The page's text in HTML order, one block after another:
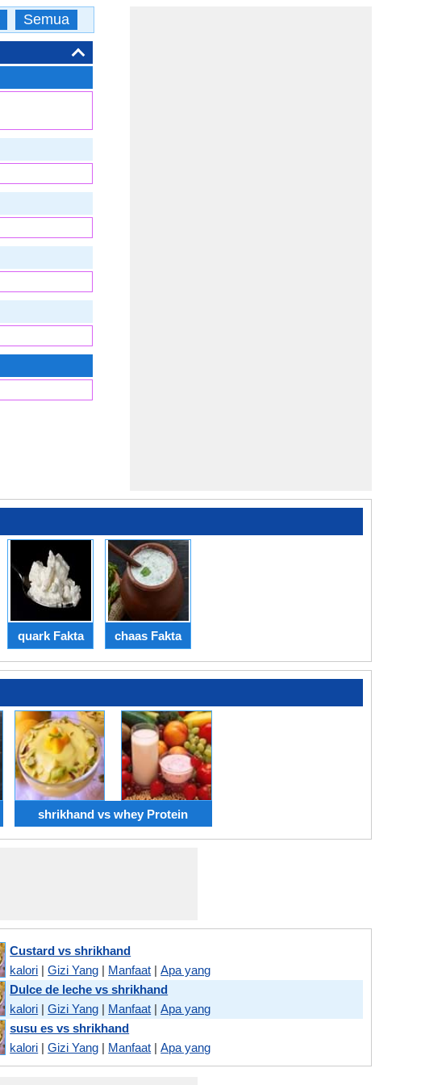
Semua
quark Fakta chaas Fakta
shrikhand vs whey Protein
Custard vs shrikhand
kalori |Gizi Yang | Manfaat |Apa yang
Dulce de leche vs shrikhand
kalori |Gizi Yang | Manfaat |Apa yang
susu es vs shrikhand
kalori |Gizi Yang | Manfaat |Apa yang